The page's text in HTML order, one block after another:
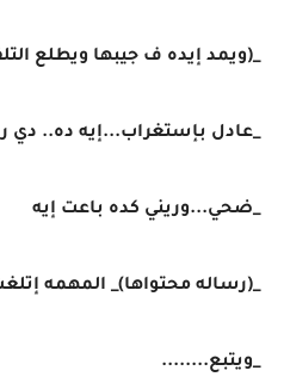
_(ويمد إيده ف جيبها ويطلع
_عادل بإستغراب...إيه ده.. دي
_ضحي...وريني كده باعت إيه
_(رساله محتواها)_ المهمه
_ويتبع........